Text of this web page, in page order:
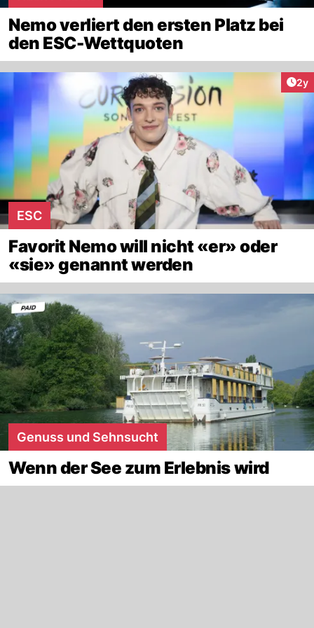
Nemo verliert den ersten Platz bei
den ESC-Wettquoten
2y
ESC
Favorit Nemo will nicht «er» oder
«sie» genannt werden
Genuss und Sehnsucht
Wenn der See zum Erlebnis wird